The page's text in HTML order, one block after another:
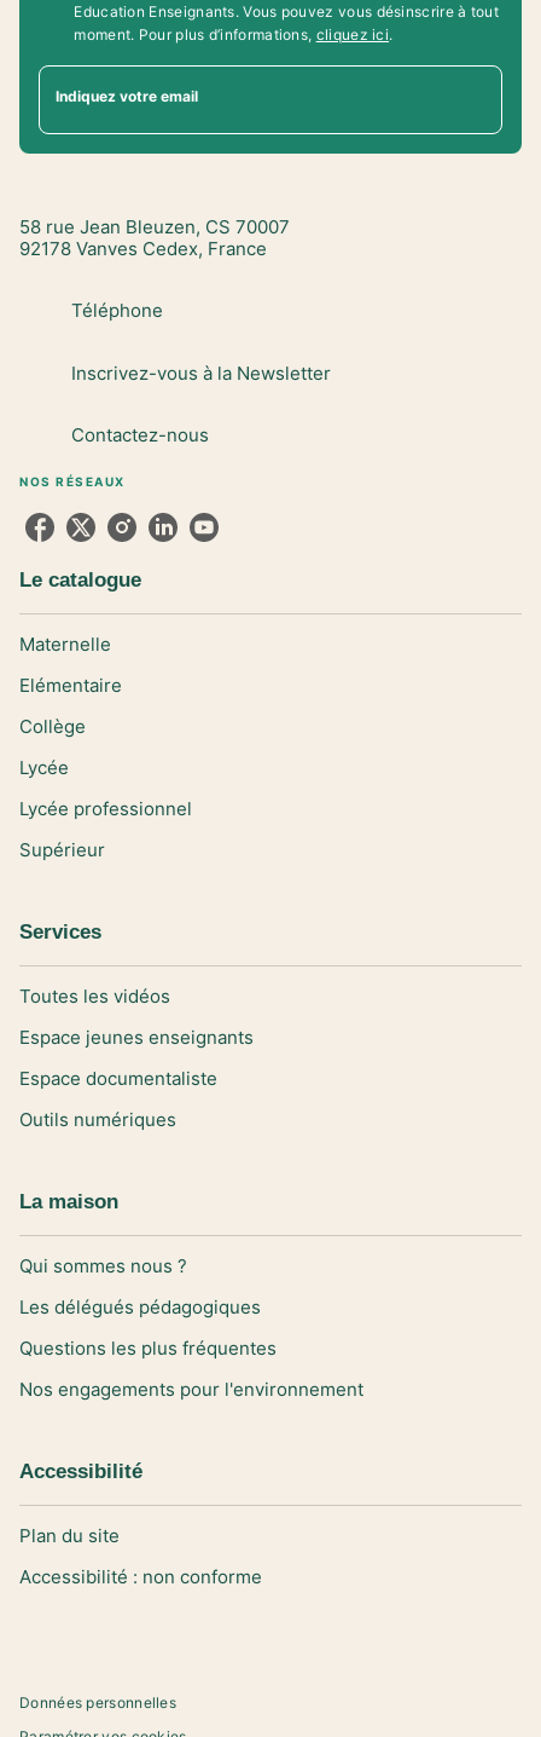
Education Enseignants. Vous pouvez vous désinscrire à tout
moment. Pour plus d’informations, cliquez ici.
Indiquez votre email
58 rue Jean Bleuzen, CS 70007
92178 Vanves Cedex, France
Téléphone
Inscrivez-vous à la Newsletter
Contactez-nous
NOS RÉSEAUX
Le catalogue
Maternelle
Elémentaire
Collège
Lycée
Lycée professionnel
Supérieur
Services
Toutes les vidéos
Espace jeunes enseignants
Espace documentaliste
Outils numériques
La maison
Qui sommes nous ?
Les délégués pédagogiques
Questions les plus fréquentes
Nos engagements pour l'environnement
Accessibilité
Plan du site
Accessibilité : non conforme
Données personnelles